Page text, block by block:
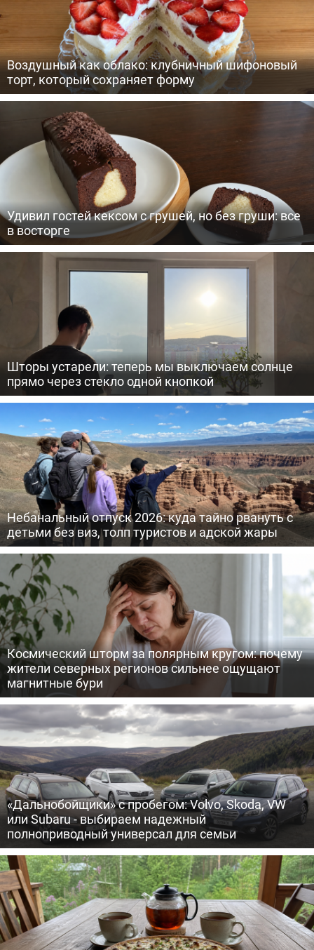
Воздушный как облако: клубничный шифоновый
торт, который сохраняет форму
Удивил гостей кексом с грушей, но без груши: все
в восторге
Шторы устарели: теперь мы выключаем солнце
прямо через стекло одной кнопкой
Небанальный отпуск 2026: куда тайно рвануть с
детьми без виз, толп туристов и адской жары
Космический шторм за полярным кругом: почему
жители северных регионов сильнее ощущают
магнитные бури
«Дальнобойщики» с пробегом: Volvo, Skoda, VW
или Subaru - выбираем надежный
полноприводный универсал для семьи